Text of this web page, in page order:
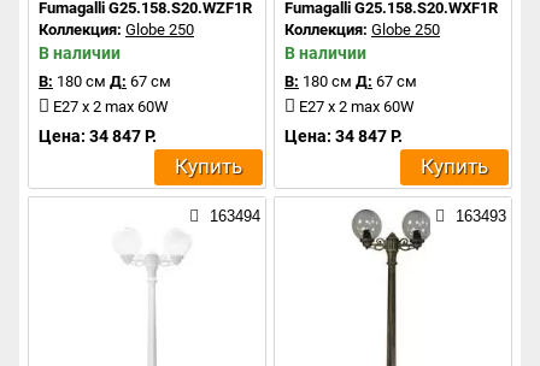
Fumagalli G25.158.S20.WZF1R
Коллекция: Globe 250
В наличии
В: 180 см Д: 67 см
E27 x 2 max 60W
Цена: 34 847 Р.
Купить
Fumagalli G25.158.S20.WXF1R
Коллекция: Globe 250
В наличии
В: 180 см Д: 67 см
E27 x 2 max 60W
Цена: 34 847 Р.
Купить
163494 163493